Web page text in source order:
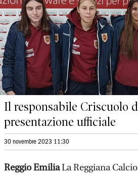
Il responsabile Criscuolo
presentazione ufficiale
30 novembre 2023 11:30
Reggio EmiliaLa Reggiana